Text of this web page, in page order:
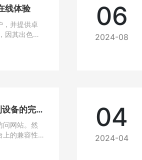
线体验
，并提供卓
因其出色的
06
2024-08
网站兼容性问题解决方法——从浏览器到设备的完美适配
问网站。然
上的兼容性
题的方
04
2024-04